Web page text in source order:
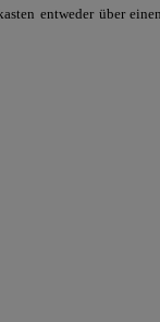
entweder über